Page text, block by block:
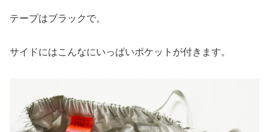
テープはブラックで。
サイドにはこんなにいっぱいポケットが付きます。